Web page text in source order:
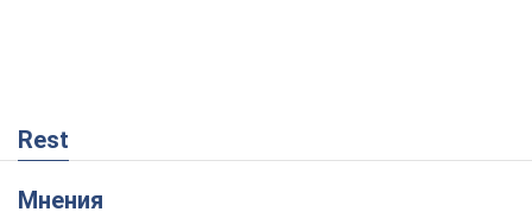
Rest
Мнения